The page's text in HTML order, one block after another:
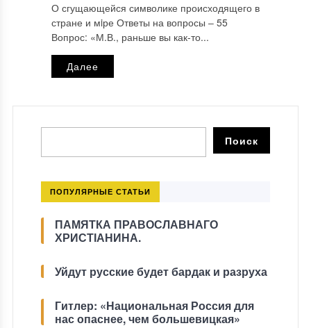
О сгущающейся символике происходящего в
стране и мiре Ответы на вопросы ‒ 55
Вопрос: «М.В., раньше вы как-то...
Далее
ПОПУЛЯРНЫЕ СТАТЬИ
ПАМЯТКА ПРАВОСЛАВНАГО
ХРИСТІАНИНА.
Уйдут русские будет бардак и разруха
Гитлер: «Национальная Россия для
нас опаснее, чем большевицкая»